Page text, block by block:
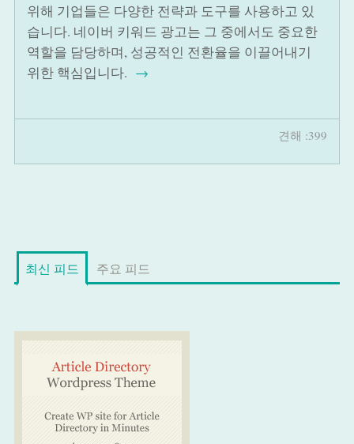
위해 기업들은 다양한 전략과 도구를 사용하고 있
습니다. 네이버 키워드 광고는 그 중에서도 중요한
역할을 담당하며, 성공적인 전환율을 이끌어내기
위한 핵심입니다. →
견해 :399
최신 피드 주요 피드